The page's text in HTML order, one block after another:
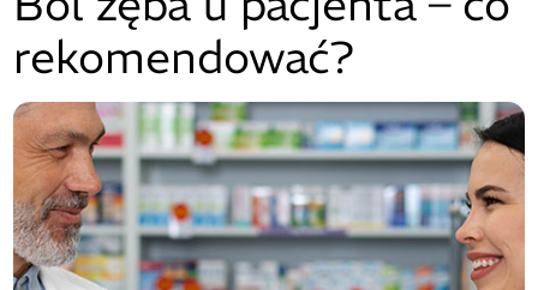
rekomendować?